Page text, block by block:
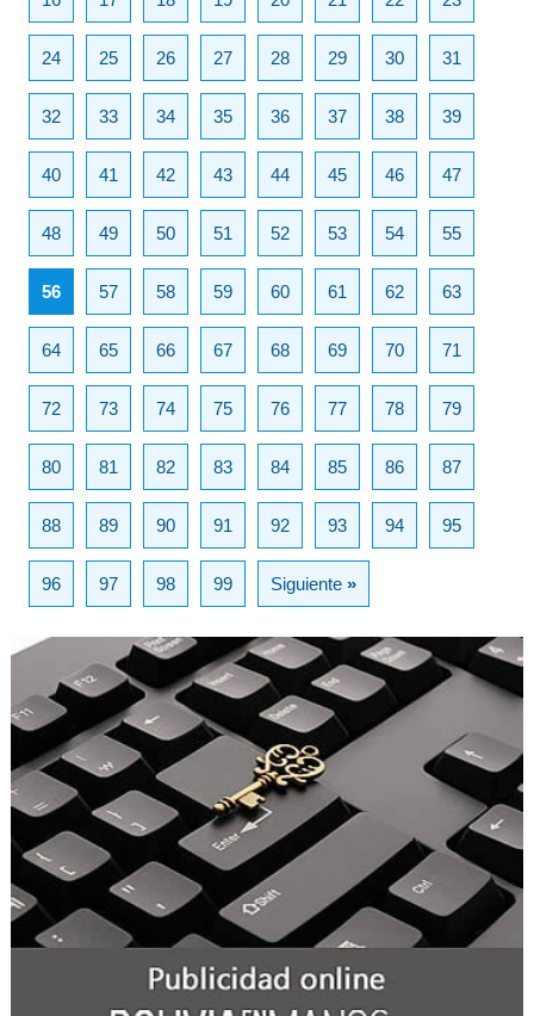
24 25 26 27 28 29 30 31
32 33 34 35 36 37 38 39
40 41 42 43 44 45 46 47
48 49 50 51 52 53 54 55
56 57 58 59 60 61 62 63
64 65 66 67 68 69 70 71
72 73 74 75 76 77 78 79
80 81 82 83 84 85 86 87
88 89 90 91 92 93 94 95
96 97 98 99 Siguiente»